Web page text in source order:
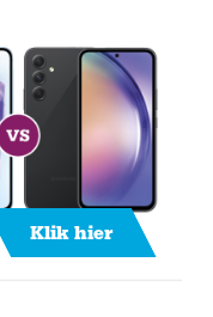
Klik hier